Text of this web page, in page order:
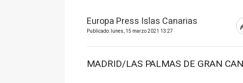
Europa Press Islas Canarias
Publicado: lunes, 15 marzo 2021 13:27
MADRID/LAS PALMAS DE GRAN